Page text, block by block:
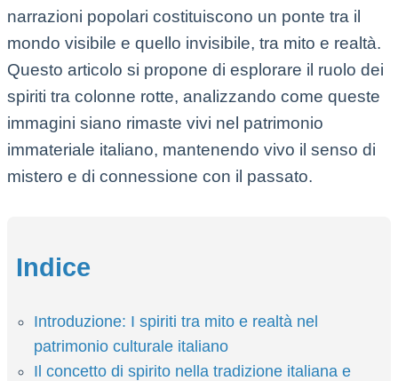
narrazioni popolari costituiscono un ponte tra il
mondo visibile e quello invisibile, tra mito e realtà.
Questo articolo si propone di esplorare il ruolo dei
spiriti tra colonne rotte, analizzando come queste
immagini siano rimaste vivi nel patrimonio
immateriale italiano, mantenendo vivo il senso di
mistero e di connessione con il passato.
Indice
Introduzione: I spiriti tra mito e realtà nel
patrimonio culturale italiano
Il concetto di spirito nella tradizione italiana e